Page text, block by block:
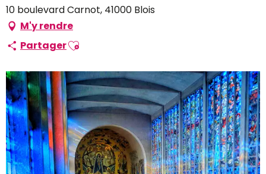
10 boulevard Carnot, 41000 Blois
M'y rendre
PartagerAjouter aux favoris